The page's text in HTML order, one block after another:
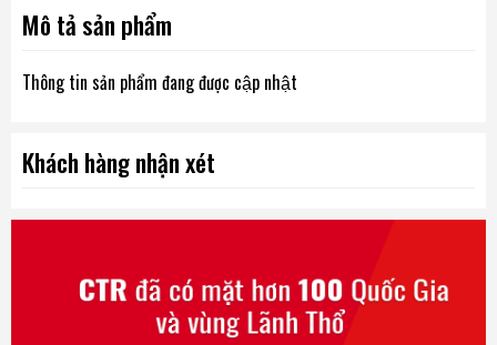
Mô tả sản phẩm
Thông tin sản phẩm đang được cập nhật
Khách hàng nhận xét